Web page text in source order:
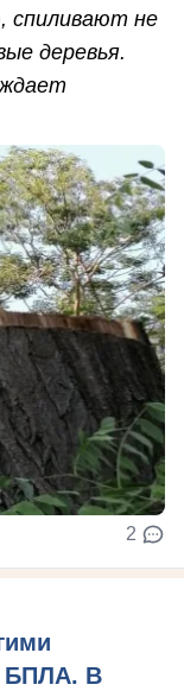
спиливают не
деревья.
2
БПЛА. В